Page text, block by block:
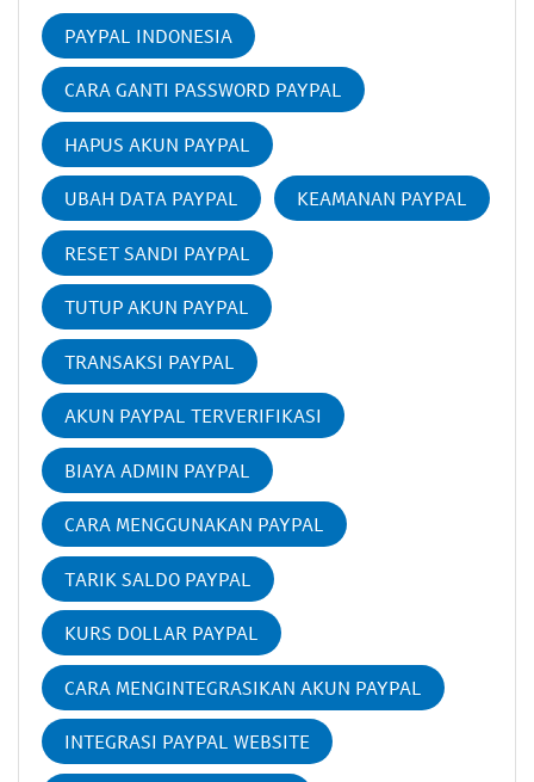
PAYPAL INDONESIA
CARA GANTI PASSWORD PAYPAL
HAPUS AKUN PAYPAL
UBAH DATA PAYPAL KEAMANAN PAYPAL
RESET SANDI PAYPAL
TUTUP AKUN PAYPAL
TRANSAKSI PAYPAL
AKUN PAYPAL TERVERIFIKASI
BIAYA ADMIN PAYPAL
CARA MENGGUNAKAN PAYPAL
TARIK SALDO PAYPAL
KURS DOLLAR PAYPAL
CARA MENGINTEGRASIKAN AKUN PAYPAL
INTEGRASI PAYPAL WEBSITE